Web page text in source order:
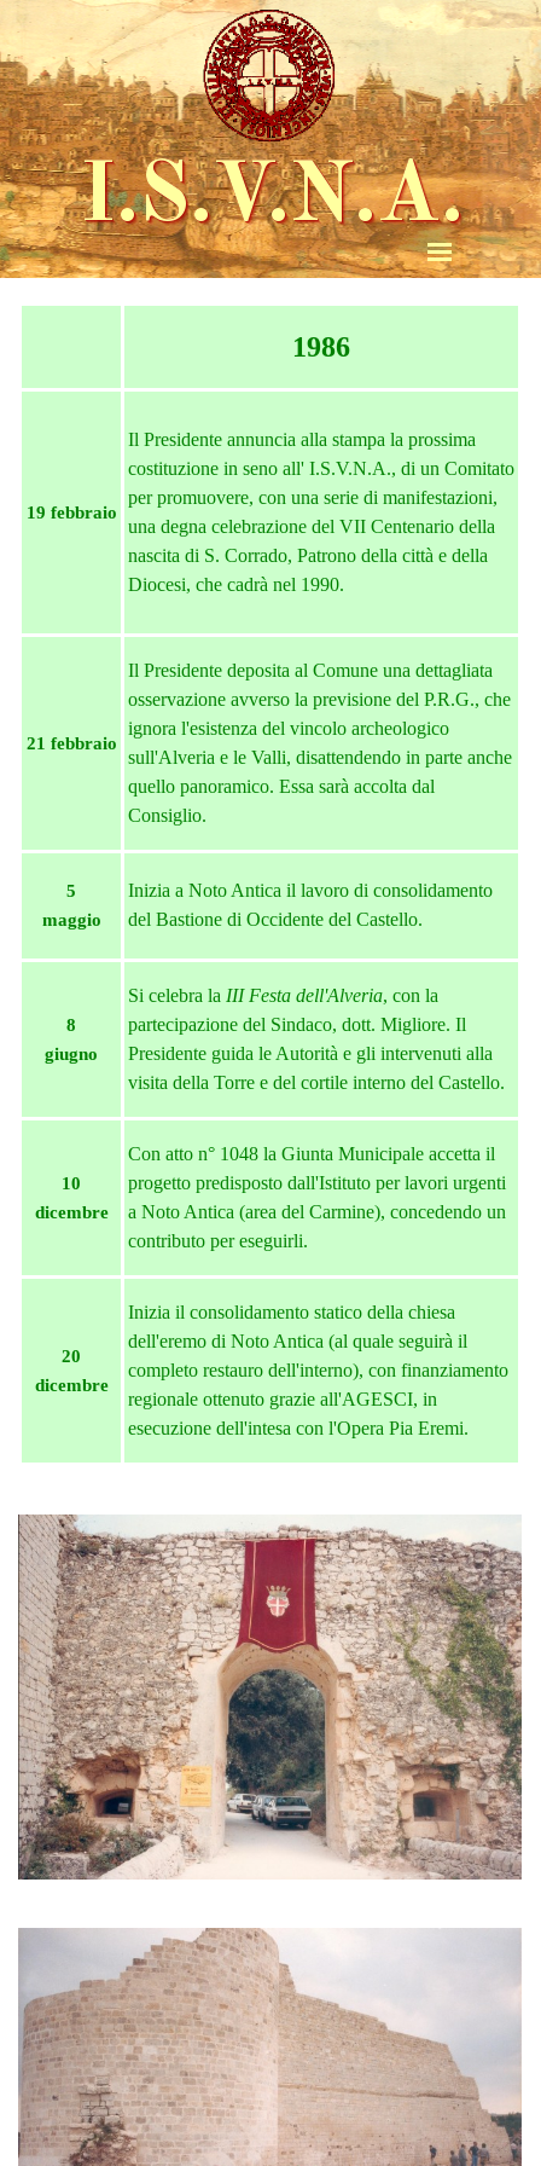
I.S.V.N.A.
1986
19 febbraio
Il Presidente annuncia alla stampa la prossima
costituzione in seno all' I.S.V.N.A., di un Comitato
per promuovere, con una serie di manifestazioni,
una degna celebrazione del VII Centenario della
nascita di S. Corrado,Patrono della città e della
Diocesi, che cadrà nel 1990.
21 febbraio
Il Presidente deposita al Comune una dettagliata
osservazione avverso la previsione del P.R.G., che
ignora l'esistenza del vincolo archeologico
sull'Alveria e le Valli, disattendendo in parte anche
quello panoramico. Essa sarà accolta dal
Consiglio.
5
maggio
Inizia a Noto Antica il lavoro di consolidamento
del Bastione di Occidente del Castello.
8
giugno
Si celebra la III Festa dell'Alveria, con la
partecipazione del Sindaco, dott. Migliore. Il
Presidente guida le Autorità e gli intervenuti alla
visita della Torre e del cortile interno del Castello.
10
dicembre
Con atto n° 1048 la Giunta Municipale accetta il
progetto predisposto dall'Istituto per lavori urgenti
a Noto Antica (area del Carmine), concedendo un
contributo per eseguirli.
20
dicembre
Inizia il consolidamento statico della chiesa
dell'eremo di Noto Antica (al quale seguirà il
completo restauro dell'interno), con finanziamento
regionale ottenuto grazie all'AGESCI, in
esecuzione dell'intesa con l'Opera Pia Eremi.